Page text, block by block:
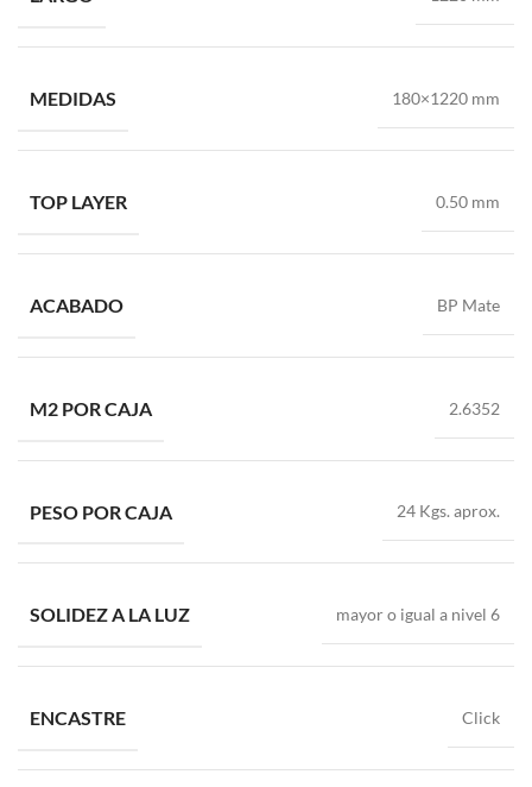
MEDIDAS 180×1220 mm
TOP LAYER 0.50 mm
ACABADO BP Mate
M2 POR CAJA 2.6352
PESO POR CAJA 24 Kgs. aprox.
SOLIDEZ A LA LUZ mayor o igual a nivel 6
ENCASTRE Click